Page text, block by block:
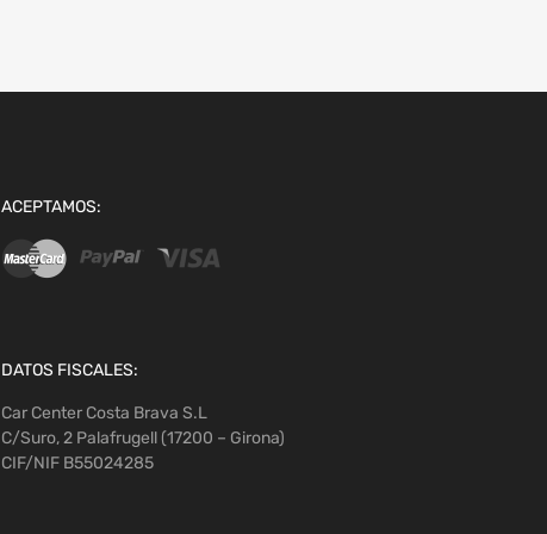
ACEPTAMOS:
DATOS FISCALES:
Car Center Costa Brava S.L
C/Suro, 2 Palafrugell (17200 – Girona)
CIF/NIF B55024285